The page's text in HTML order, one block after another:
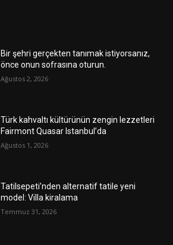
Bir şehri gerçekten tanımak istiyorsanız,
önce onun sofrasına oturun.
Ağustos 2, 2026
Türk kahvaltı kültürünün zengin lezzetleri
Fairmont Quasar Istanbul’da
Ağustos 1, 2026
Tatilsepeti’nden alternatif tatile yeni
model: Villa kiralama
Temmuz 31, 2026